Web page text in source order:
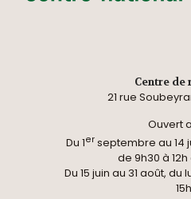
Centre de
21 rue
Ouvert
Du 1erseptembre au 14
de 9h30 à 12h
Du 15 juin au 31 août,